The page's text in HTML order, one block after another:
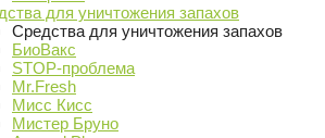
для уничтожения запахов
Средства для уничтожения запахов
БиоВакс
STOP-проблема
Mr.Fresh
Мисс Кисс
Мистер Бруно